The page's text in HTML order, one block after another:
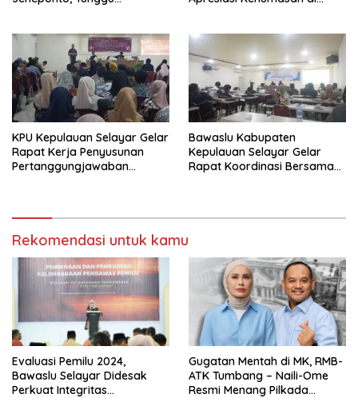
KPU Kepulauan Selayar Gelar
Rapat Kerja Penyusunan
Pertanggungjawaban
Bawaslu Kabupaten
Kepulauan Selayar Gelar
Rapat Koordinasi Bersama
Rekomendasi untuk kamu
Evaluasi Pemilu 2024,
Bawaslu Selayar Didesak
Perkuat Integritas
Gugatan Mentah di MK, RMB-
ATK Tumbang – Naili-Ome
Resmi Menang Pilkada